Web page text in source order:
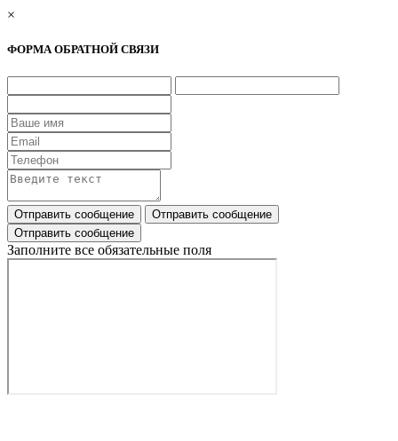
×
ФОРМА ОБРАТНОЙ СВЯЗИ
Заполните все обязательные поля